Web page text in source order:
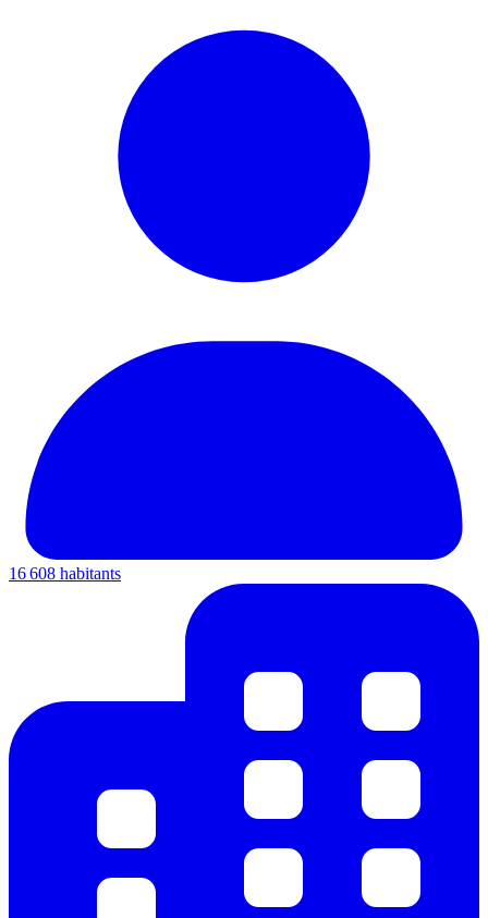
16 608 habitants